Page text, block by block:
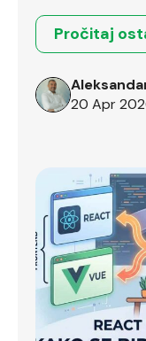
Pročitaj
20 Apr